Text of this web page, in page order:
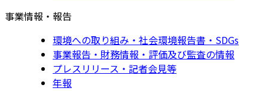
事業情報・報告
環境への取り組み・社会環境報告書・SDGs
事業報告・財務情報・評価及び監査の情報
プレスリリース・記者会見等
年報